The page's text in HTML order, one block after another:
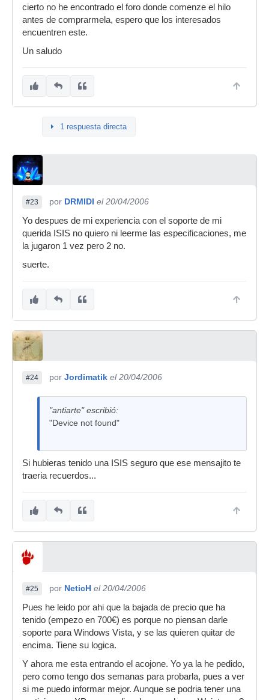
cierto no he encontrado el foro donde comenze el hilo
antes de comprarmela, espero que los interesados
encuentren este.
Un saludo
1 respuesta directa
#23 por DRMIDI el 20/04/2006
Yo despues de mi experiencia con el soporte de mi
querida ISIS no quiero ni leerme las especificaciones, me
la jugaron 1 vez pero 2 no.
suerte.
#24 por Jordimatik el 20/04/2006
"antiarte" escribió:
"Device not found"
Si hubieras tenido una ISIS seguro que ese mensajito te
traeria recuerdos...
#25 por NeticH el 20/04/2006
Pues he leido por ahi que la bajada de precio que ha
tenido (empezo en 700€) es porque no piensan darle
soporte para Windows Vista, y se las quieren quitar de
encima. Tiene su logica.
Y ahora me esta entrando el acojone. Yo ya la he pedido,
pero como tengo dos semanas para probarla, pues a ver
si me puedo informar mejor. Aunque se podria tener una